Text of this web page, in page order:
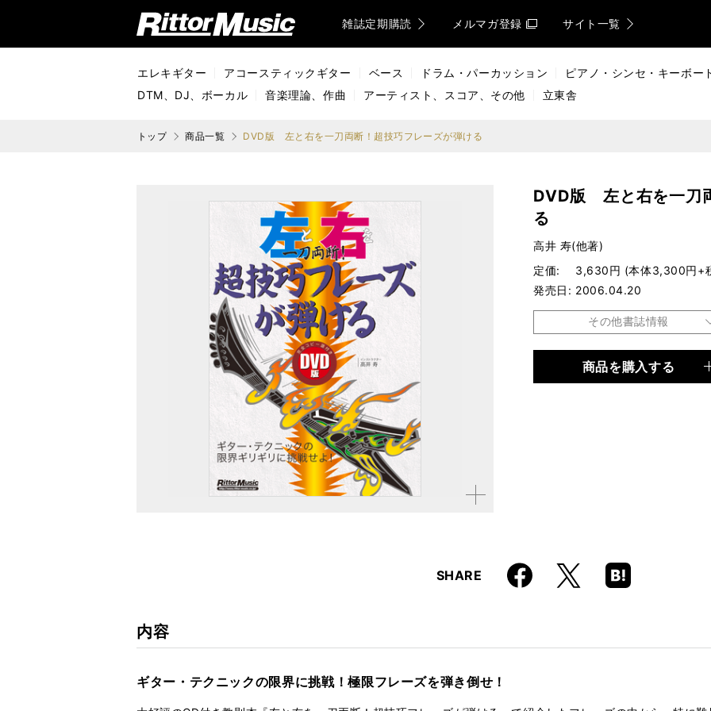
リットーミュージック (Rittor Music) 雑誌定期購読 メルマガ登録 サイト一覧
エレキギター アコースティックギター ベース ドラム・パーカッション
ピアノ・シンセ・キーボー
DTM、DJ、ボーカル
音楽理論、作曲 アーティスト、スコア、その他 立東舎
トップ 商品一覧 DVD版 左と右を一刀両断！超技巧フレーズが弾ける
拡大す
DVD版 左と右を一刀
る
高井 寿(他著)
定価
3,630円 (本体3,300円+
発売日
2006.04.20
その他書誌情報
CD・DVD
商品を購入する
SHARE Faceboo
k
X
Hatena
Boo
内容
ギター・テクニックの限界に挑戦！極限フレーズを弾き倒せ！